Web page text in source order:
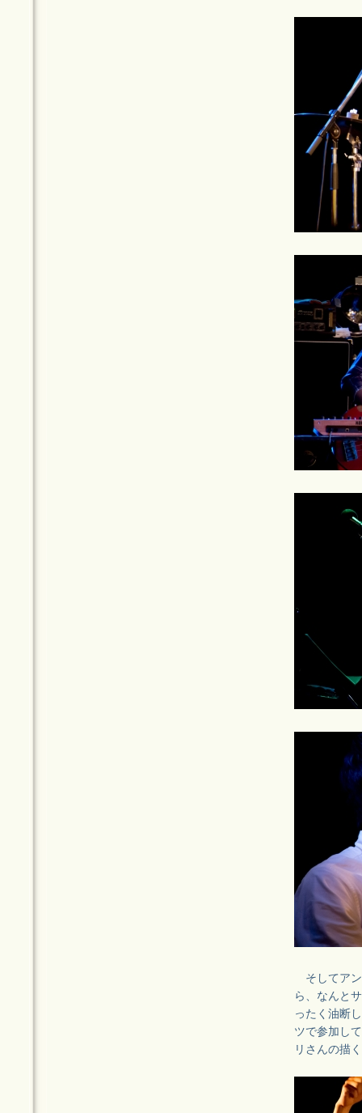
そしてアン
ら、なんと
ったく油断
ツで参加し
リさんの描